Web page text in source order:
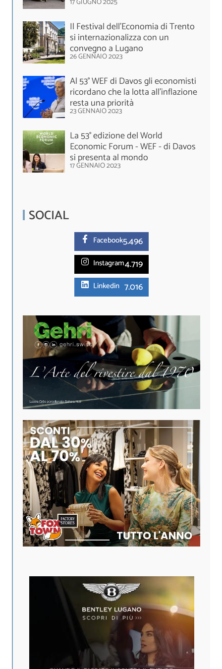
Il Festival dell’Economia di Trento
si internazionalizza con un
convegno a Lugano
26 GENNAIO 2023
Al 53° WEF di Davos gli economisti
ricordano che la lotta all'inflazione
resta una priorità
23 GENNAIO 2023
La 53° edizione del World
Economic Forum - WEF - di Davos
si presenta al mondo
17 GENNAIO 2023
SOCIAL
Facebook5.496
Instagram4.719
Linkedin 7.016